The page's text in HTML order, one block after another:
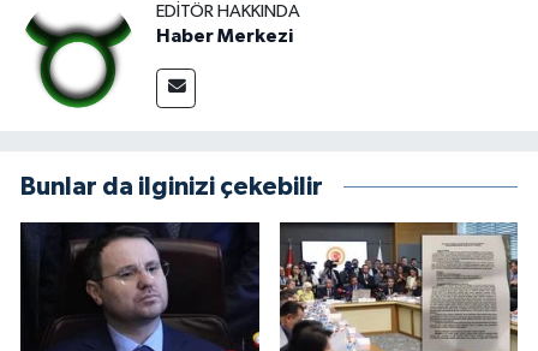
EDITÖR HAKKINDA
Haber Merkezi
Bunlar da ilginizi çekebilir